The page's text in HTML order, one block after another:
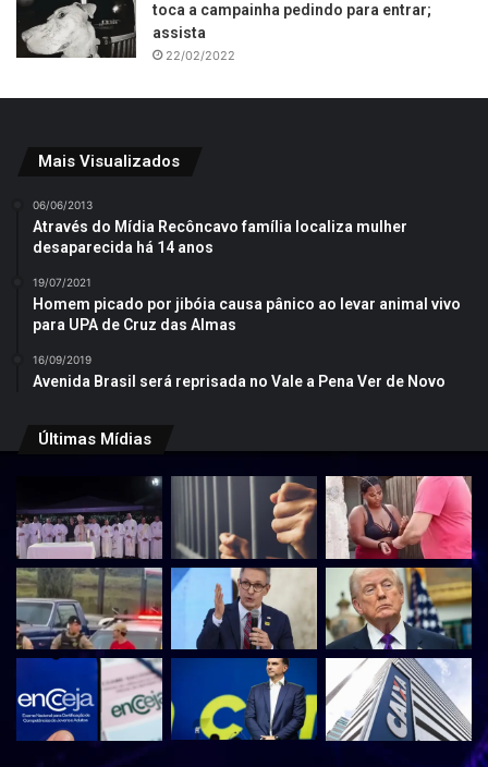
toca a campainha pedindo para entrar;
assista
22/02/2022
Mais Visualizados
06/06/2013
Através do Mídia Recôncavo família localiza mulher
desaparecida há 14 anos
19/07/2021
Homem picado por jibóia causa pânico ao levar animal vivo
para UPA de Cruz das Almas
16/09/2019
Avenida Brasil será reprisada no Vale a Pena Ver de Novo
Últimas Mídias